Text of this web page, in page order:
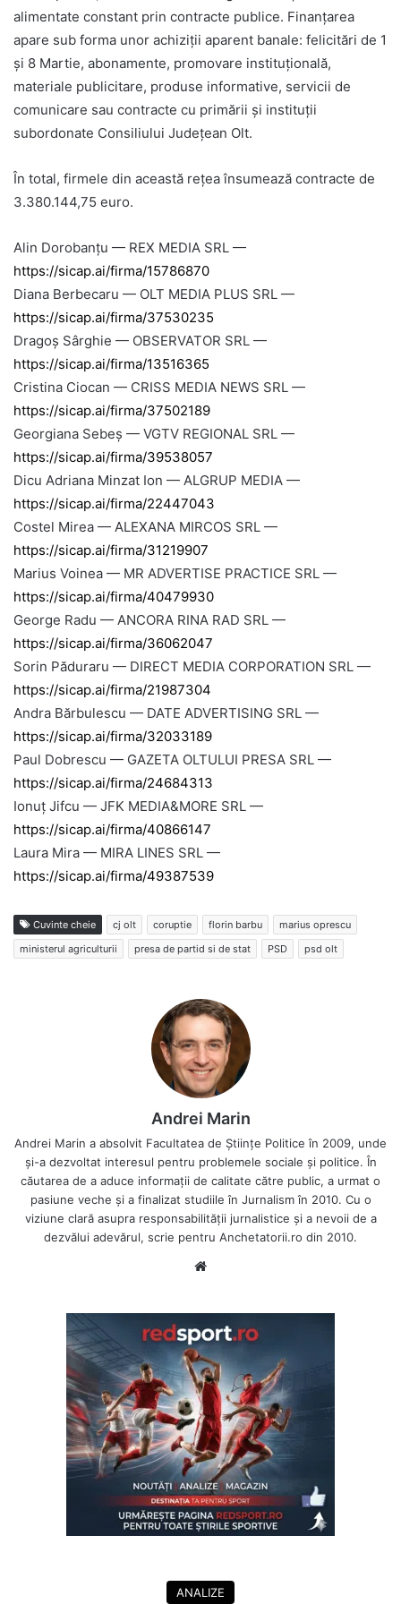
alimentate constant prin contracte publice. Finanțarea
apare sub forma unor achiziții aparent banale: felicitări de 1
și 8 Martie, abonamente, promovare instituțională,
materiale publicitare, produse informative, servicii de
comunicare sau contracte cu primării și instituții
subordonate Consiliului Județean Olt.
În total, firmele din această rețea însumează contracte de
3.380.144,75 euro.
Alin Dorobanțu — REX MEDIA SRL —
https://sicap.ai/firma/15786870
Diana Berbecaru — OLT MEDIA PLUS SRL —
https://sicap.ai/firma/37530235
Dragoș Sârghie — OBSERVATOR SRL —
https://sicap.ai/firma/13516365
Cristina Ciocan — CRISS MEDIA NEWS SRL —
https://sicap.ai/firma/37502189
Georgiana Sebeș — VGTV REGIONAL SRL —
https://sicap.ai/firma/39538057
Dicu Adriana Minzat Ion — ALGRUP MEDIA —
https://sicap.ai/firma/22447043
Costel Mirea — ALEXANA MIRCOS SRL —
https://sicap.ai/firma/31219907
Marius Voinea — MR ADVERTISE PRACTICE SRL —
https://sicap.ai/firma/40479930
George Radu — ANCORA RINA RAD SRL —
https://sicap.ai/firma/36062047
Sorin Păduraru — DIRECT MEDIA CORPORATION SRL —
https://sicap.ai/firma/21987304
Andra Bărbulescu — DATE ADVERTISING SRL —
https://sicap.ai/firma/32033189
Paul Dobrescu — GAZETA OLTULUI PRESA SRL —
https://sicap.ai/firma/24684313
Ionuț Jifcu — JFK MEDIA&MORE SRL —
https://sicap.ai/firma/40866147
Laura Mira — MIRA LINES SRL —
https://sicap.ai/firma/49387539
Cuvinte cheie cj olt coruptie florin barbu
marius oprescu
ministerul agriculturii
presa de partid si de stat PSD psd olt
Andrei Marin
Andrei Marin a absolvit Facultatea de Științe Politice în 2009, unde
și-a dezvoltat interesul pentru problemele sociale și politice. În
căutarea de a aduce informații de calitate către public, a urmat o
pasiune veche și a finalizat studiile în Jurnalism în 2010. Cu o
viziune clară asupra responsabilității jurnalistice și a nevoii de a
dezvălui adevărul, scrie pentru Anchetatorii.ro din 2010.